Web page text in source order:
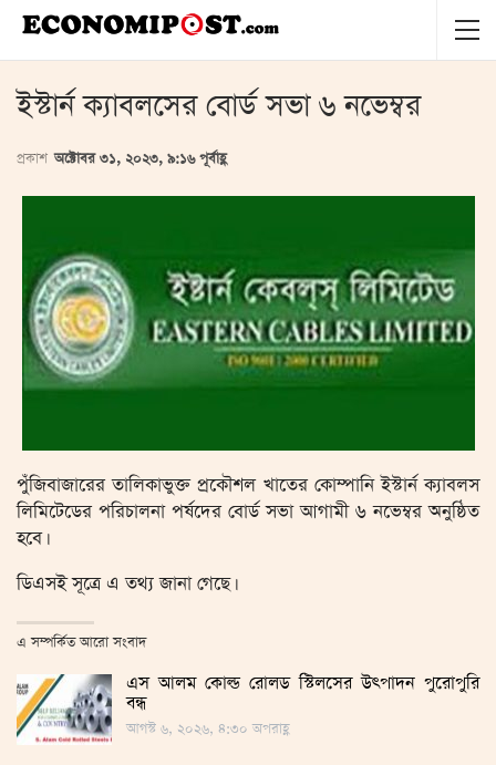
ইস্টার্ন ক্যাবলসের বোর্ড সভা ৬ নভেম্বর
প্রকাশ অক্টোবর ৩১, ২০২৩, ৯:১৬ পূর্বাহ্ণ
পুঁজিবাজারের তালিকাভুক্ত প্রকৌশল খাতের কোম্পানি ইস্টার্ন ক্যাবলস
লিমিটেডের পরিচালনা পর্ষদের বোর্ড সভা আগামী ৬ নভেম্বর অনুষ্ঠিত
হবে।
ডিএসই সূত্রে এ তথ্য জানা গেছে।
এ সম্পর্কিত আরো সংবাদ
এস আলম কোল্ড রোলড স্টিলসের উৎপাদন পুরোপুরি
বন্ধ
আগস্ট ৬, ২০২৬, ৪:৩০ অপরাহ্ণ